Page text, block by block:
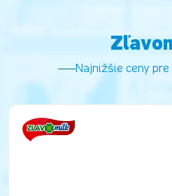
Najnižšie ceny